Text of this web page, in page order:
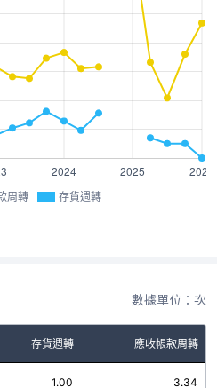
周轉 存貨週轉
數據單位：次
存貨週轉 應收帳款周轉
1.00 3.34